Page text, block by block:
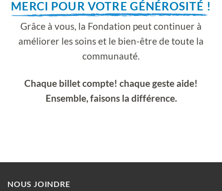
MERCI POUR VOTRE GÉNÉROSITÉ !
Grâce à vous, la Fondation peut continuer à
améliorer les soins et le bien-être de toute la
communauté.
Chaque billet compte! chaque geste aide!
Ensemble, faisons la différence.
NOUS JOINDRE